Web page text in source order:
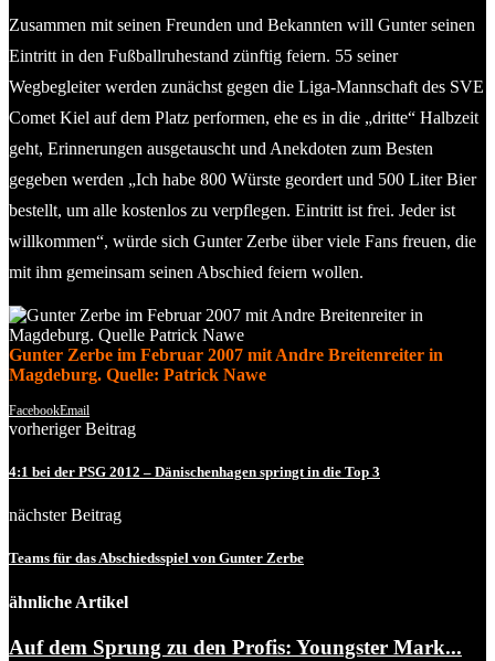
Zusammen mit seinen Freunden und Bekannten will Gunter seinen
Eintritt in den Fußballruhestand zünftig feiern. 55 seiner
Wegbegleiter werden zunächst gegen die Liga-Mannschaft des SVE
Comet Kiel auf dem Platz performen, ehe es in die „dritte“ Halbzeit
geht, Erinnerungen ausgetauscht und Anekdoten zum Besten
gegeben werden „Ich habe 800 Würste geordert und 500 Liter Bier
bestellt, um alle kostenlos zu verpflegen. Eintritt ist frei. Jeder ist
willkommen“, würde sich Gunter Zerbe über viele Fans freuen, die
mit ihm gemeinsam seinen Abschied feiern wollen.
Gunter Zerbe im Februar 2007 mit Andre Breitenreiter in
Magdeburg. Quelle: Patrick Nawe
FacebookEmail
vorheriger Beitrag
4:1 bei der PSG 2012 – Dänischenhagen springt in die Top 3
nächster Beitrag
Teams für das Abschiedsspiel von Gunter Zerbe
ähnliche Artikel
Auf dem Sprung zu den Profis: Youngster Mark...